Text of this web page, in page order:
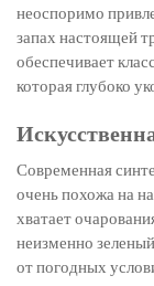
неоспоримо
запах настоящей
обеспечивает
которая глубоко
Современная
очень похожа на
хватает
неизменно
от погодных